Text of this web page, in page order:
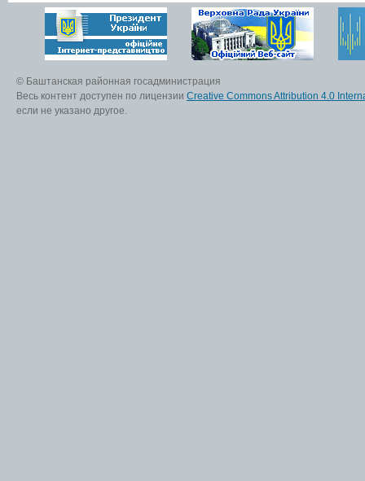
© Баштанская районная госадминистрация
Весь контент доступен по лицензии Creative Commons Attribution 4.0
если не указано другое.